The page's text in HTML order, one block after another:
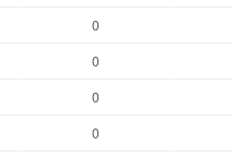
0
0
0
0